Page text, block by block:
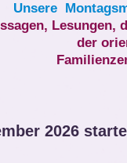
Unsere
Lesungen,
der
2026